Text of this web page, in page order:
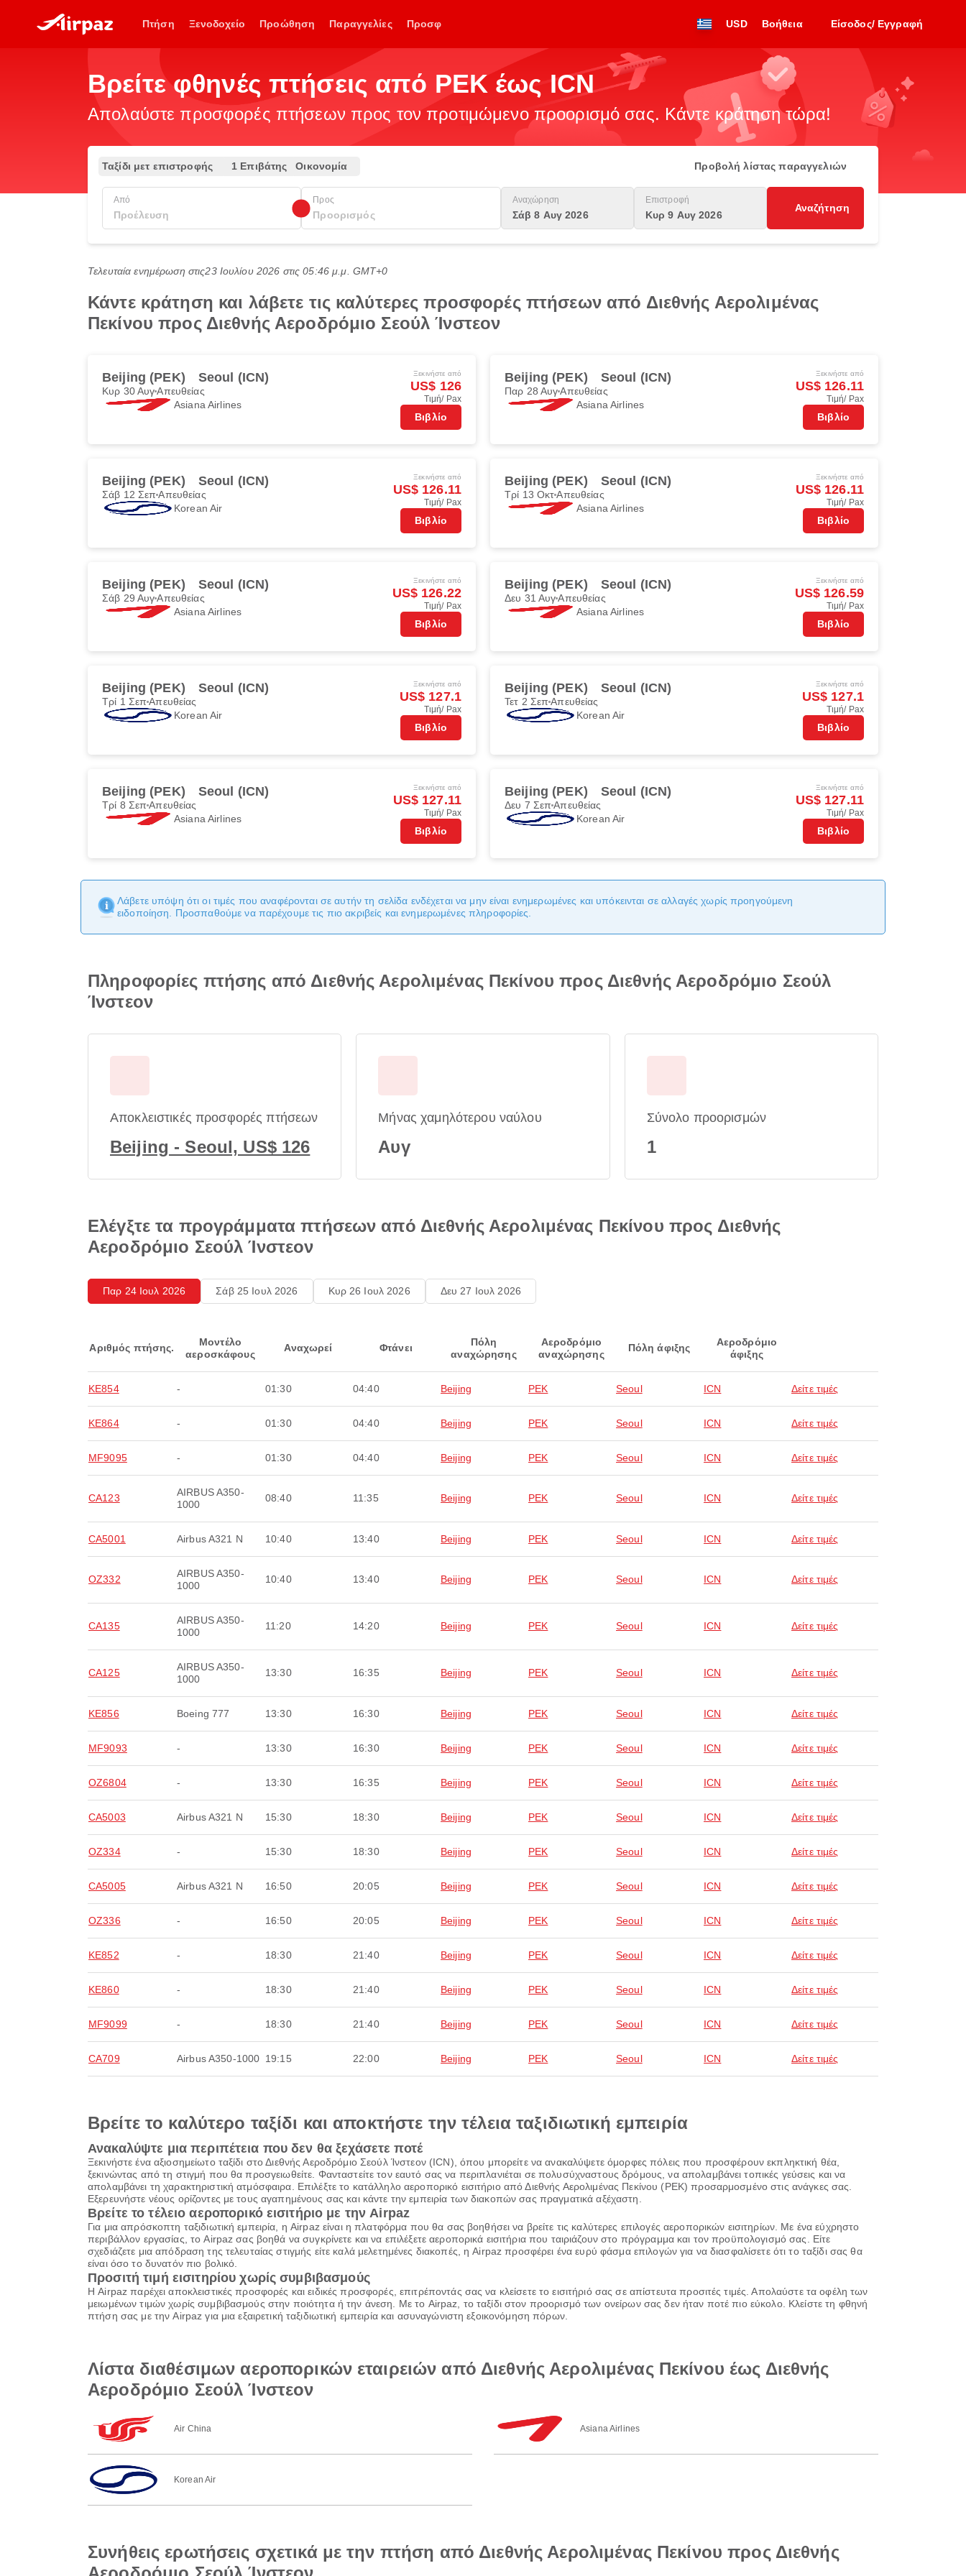
Πτήση Ξενοδοχείο Προώθηση Παραγγελίες Προσφ USD Βοήθεια Είσοδος/ Εγγραφή
Βρείτε φθηνές πτήσεις από PEK έως ICN
Απολαύστε προσφορές πτήσεων προς τον προτιμώμενο προορισμό σας. Κάντε κράτηση τώρα!
Ταξίδι μετ επιστροφής 1 Επιβάτης Οικονομία Προβολή λίστας παραγγελιών
Από Προς Αναχώρηση
Σάβ 8 Αυγ 2026
Επιστροφή
Κυρ 9 Αυγ 2026
Αναζήτηση
Τελευταία ενημέρωση στις23 Ιουλίου 2026 στις 05:46 μ.μ. GMT+0
Κάντε κράτηση και λάβετε τις καλύτερες προσφορές πτήσεων από Διεθνής Αερολιμένας
Πεκίνου προς Διεθνής Αεροδρόμιο Σεούλ Ίνστεον
Beijing (PEK) Seoul (ICN)
Κυρ 30 ΑυγΑπευθείας
Asiana Airlines
Ξεκινήστε από
US$ 126
Τιμή/ Pax
Βιβλίο
Beijing (PEK) Seoul (ICN)
Παρ 28 ΑυγΑπευθείας
Asiana Airlines
Ξεκινήστε από
US$ 126.11
Τιμή/ Pax
Βιβλίο
Beijing (PEK) Seoul (ICN)
Σάβ 12 ΣεπΑπευθείας
Korean Air
Ξεκινήστε από
US$ 126.11
Τιμή/ Pax
Βιβλίο
Beijing (PEK) Seoul (ICN)
Τρί 13 ΟκτΑπευθείας
Asiana Airlines
Ξεκινήστε από
US$ 126.11
Τιμή/ Pax
Βιβλίο
Beijing (PEK) Seoul (ICN)
Σάβ 29 ΑυγΑπευθείας
Asiana Airlines
Ξεκινήστε από
US$ 126.22
Τιμή/ Pax
Βιβλίο
Beijing (PEK) Seoul (ICN)
Δευ 31 ΑυγΑπευθείας
Asiana Airlines
Ξεκινήστε από
US$ 126.59
Τιμή/ Pax
Βιβλίο
Beijing (PEK) Seoul (ICN)
Τρί 1 ΣεπΑπευθείας
Korean Air
Ξεκινήστε από
US$ 127.1
Τιμή/ Pax
Βιβλίο
Beijing (PEK) Seoul (ICN)
Τετ 2 ΣεπΑπευθείας
Korean Air
Ξεκινήστε από
US$ 127.1
Τιμή/ Pax
Βιβλίο
Beijing (PEK) Seoul (ICN)
Τρί 8 ΣεπΑπευθείας
Asiana Airlines
Ξεκινήστε από
US$ 127.11
Τιμή/ Pax
Βιβλίο
Beijing (PEK) Seoul (ICN)
Δευ 7 ΣεπΑπευθείας
Korean Air
Ξεκινήστε από
US$ 127.11
Τιμή/ Pax
Βιβλίο
Λάβετε υπόψη ότι οι τιμές που αναφέρονται σε αυτήν τη σελίδα ενδέχεται να μην είναι ενημερωμένες και υπόκεινται σε αλλαγές χωρίς προηγούμενη
ειδοποίηση. Προσπαθούμε να παρέχουμε τις πιο ακριβείς και ενημερωμένες πληροφορίες.
Πληροφορίες πτήσης από Διεθνής Αερολιμένας Πεκίνου προς Διεθνής Αεροδρόμιο Σεούλ
Ίνστεον
Αποκλειστικές προσφορές πτήσεων
Beijing - Seoul, US$ 126
Μήνας χαμηλότερου ναύλου
Αυγ
Σύνολο προορισμών
1
Ελέγξτε τα προγράμματα πτήσεων από Διεθνής Αερολιμένας Πεκίνου προς Διεθνής
Αεροδρόμιο Σεούλ Ίνστεον
Παρ 24 Ιουλ 2026 Σάβ 25 Ιουλ 2026 Κυρ 26 Ιουλ 2026 Δευ 27 Ιουλ 2026
Αριθμός πτήσης.
Μοντέλο
αεροσκάφους
Αναχωρεί Φτάνει
Πόλη
αναχώρησης
Αεροδρόμιο
αναχώρησης
Πόλη άφιξης
Αεροδρόμιο
άφιξης
KE854 - 01:30 04:40 Beijing PEK Seoul ICN Δείτε τιμές
KE864 - 01:30 04:40 Beijing PEK Seoul ICN Δείτε τιμές
MF9095 - 01:30 04:40 Beijing PEK Seoul ICN Δείτε τιμές
CA123
AIRBUS A350-
1000
08:40 11:35 Beijing PEK Seoul ICN Δείτε τιμές
CA5001 Airbus A321 N 10:40 13:40 Beijing PEK Seoul ICN Δείτε τιμές
OZ332
AIRBUS A350-
1000
10:40 13:40 Beijing PEK Seoul ICN Δείτε τιμές
CA135
AIRBUS A350-
1000
11:20 14:20 Beijing PEK Seoul ICN Δείτε τιμές
CA125
AIRBUS A350-
1000
13:30 16:35 Beijing PEK Seoul ICN Δείτε τιμές
KE856 Boeing 777 13:30 16:30 Beijing PEK Seoul ICN Δείτε τιμές
MF9093 - 13:30 16:30 Beijing PEK Seoul ICN Δείτε τιμές
OZ6804 - 13:30 16:35 Beijing PEK Seoul ICN Δείτε τιμές
CA5003 Airbus A321 N 15:30 18:30 Beijing PEK Seoul ICN Δείτε τιμές
OZ334 - 15:30 18:30 Beijing PEK Seoul ICN Δείτε τιμές
CA5005 Airbus A321 N 16:50 20:05 Beijing PEK Seoul ICN Δείτε τιμές
OZ336 - 16:50 20:05 Beijing PEK Seoul ICN Δείτε τιμές
KE852 - 18:30 21:40 Beijing PEK Seoul ICN Δείτε τιμές
KE860 - 18:30 21:40 Beijing PEK Seoul ICN Δείτε τιμές
MF9099 - 18:30 21:40 Beijing PEK Seoul ICN Δείτε τιμές
CA709 Airbus A350-1000 19:15 22:00 Beijing PEK Seoul ICN Δείτε τιμές
Βρείτε το καλύτερο ταξίδι και αποκτήστε την τέλεια ταξιδιωτική εμπειρία
Ανακαλύψτε μια περιπέτεια που δεν θα ξεχάσετε ποτέ
Ξεκινήστε ένα αξιοσημείωτο ταξίδι στο Διεθνής Αεροδρόμιο Σεούλ Ίνστεον (ICN), όπου μπορείτε να ανακαλύψετε όμορφες πόλεις που προσφέρουν εκπληκτική θέα,
ξεκινώντας από τη στιγμή που θα προσγειωθείτε. Φανταστείτε τον εαυτό σας να περιπλανιέται σε πολυσύχναστους δρόμους, να απολαμβάνει τοπικές γεύσεις και να
απολαμβάνει τη χαρακτηριστική ατμόσφαιρα. Επιλέξτε το κατάλληλο αεροπορικό εισιτήριο από Διεθνής Αερολιμένας Πεκίνου (PEK) προσαρμοσμένο στις ανάγκες σας.
Εξερευνήστε νέους ορίζοντες με τους αγαπημένους σας και κάντε την εμπειρία των διακοπών σας πραγματικά αξέχαστη.
Βρείτε το τέλειο αεροπορικό εισιτήριο με την Airpaz
Για μια απρόσκοπτη ταξιδιωτική εμπειρία, η Airpaz είναι η πλατφόρμα που θα σας βοηθήσει να βρείτε τις καλύτερες επιλογές αεροπορικών εισιτηρίων. Με ένα εύχρηστο
περιβάλλον εργασίας, το Airpaz σας βοηθά να συγκρίνετε και να επιλέξετε αεροπορικά εισιτήρια που ταιριάζουν στο πρόγραμμα και τον προϋπολογισμό σας. Είτε
σχεδιάζετε μια απόδραση της τελευταίας στιγμής είτε καλά μελετημένες διακοπές, η Airpaz προσφέρει ένα ευρύ φάσμα επιλογών για να διασφαλίσετε ότι το ταξίδι σας θα
είναι όσο το δυνατόν πιο βολικό.
Προσιτή τιμή εισιτηρίου χωρίς συμβιβασμούς
Η Airpaz παρέχει αποκλειστικές προσφορές και ειδικές προσφορές, επιτρέποντάς σας να κλείσετε το εισιτήριό σας σε απίστευτα προσιτές τιμές. Απολαύστε τα οφέλη των
μειωμένων τιμών χωρίς συμβιβασμούς στην ποιότητα ή την άνεση. Με το Airpaz, το ταξίδι στον προορισμό των ονείρων σας δεν ήταν ποτέ πιο εύκολο. Κλείστε τη φθηνή
πτήση σας με την Airpaz για μια εξαιρετική ταξιδιωτική εμπειρία και ασυναγώνιστη εξοικονόμηση πόρων.
Λίστα διαθέσιμων αεροπορικών εταιρειών από Διεθνής Αερολιμένας Πεκίνου έως Διεθνής
Αεροδρόμιο Σεούλ Ίνστεον
Air China Asiana Airlines
Korean Air
Συνήθεις ερωτήσεις σχετικά με την πτήση από Διεθνής Αερολιμένας Πεκίνου προς Διεθνής